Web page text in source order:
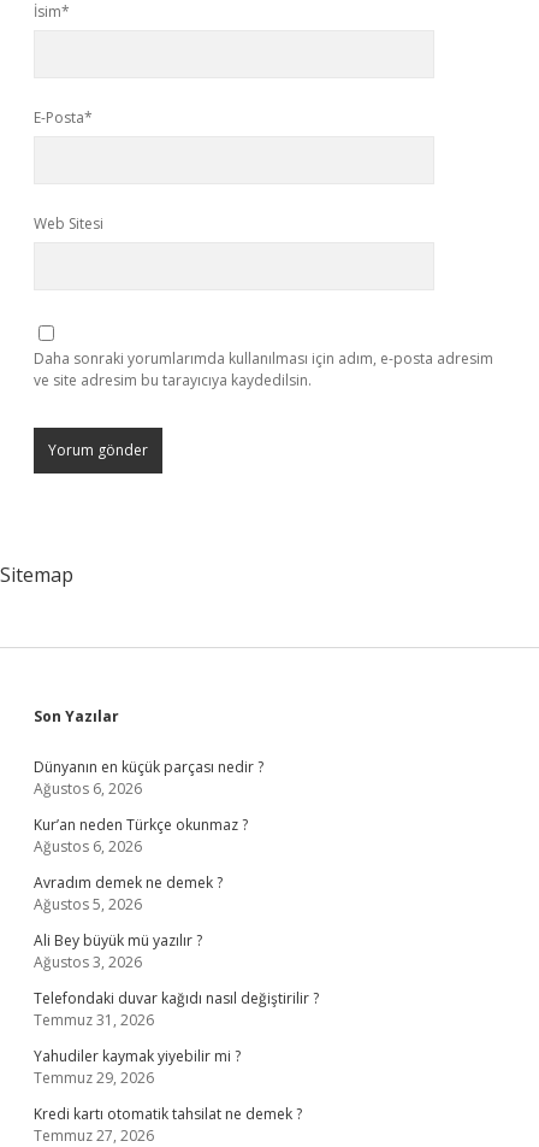
İsim*
E-Posta*
Web Sitesi
Daha sonraki yorumlarımda kullanılması için adım, e-posta adresim
ve site adresim bu tarayıcıya kaydedilsin.
Sitemap
Sidebar
Son Yazılar
Dünyanın en küçük parçası nedir ?
Ağustos 6, 2026
Kur’an neden Türkçe okunmaz ?
Ağustos 6, 2026
Avradım demek ne demek ?
Ağustos 5, 2026
Ali Bey büyük mü yazılır ?
Ağustos 3, 2026
Telefondaki duvar kağıdı nasıl değiştirilir ?
Temmuz 31, 2026
Yahudiler kaymak yiyebilir mi ?
Temmuz 29, 2026
Kredi kartı otomatik tahsilat ne demek ?
Temmuz 27, 2026